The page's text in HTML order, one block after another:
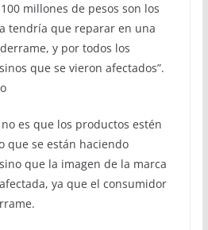
millones de pesos son los
tendría que reparar en una
y por todos los
que se vieron afectados”.
es que los productos estén
que se están haciendo
que la imagen de la marca
ya que el consumidor